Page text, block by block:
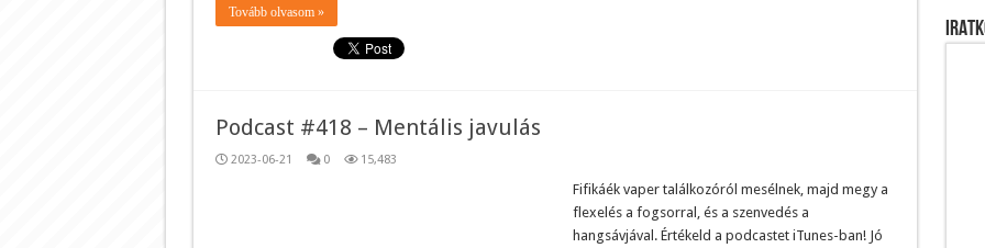
Tovább olvasom »
Podcast #418 – Mentális javulás
2023-06-21 0 15,483
Fifikáék vaper találkozóról mesélnek, majd megy a
flexelés a fogsorral, és a szenvedés a
hangsávjával. Értékeld a podcastet iTunes-ban! Jó